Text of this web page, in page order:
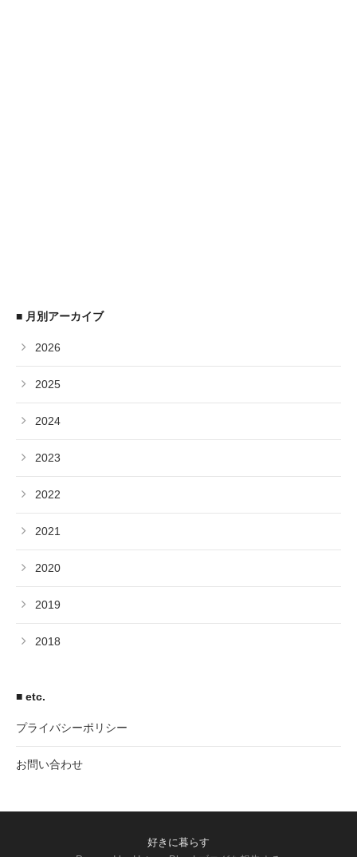
■ 月別アーカイブ
2026
2025
2024
2023
2022
2021
2020
2019
2018
■ etc.
プライバシーポリシー
お問い合わせ
好きに暮らす